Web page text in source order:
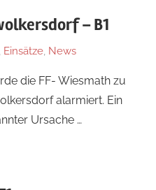
– B1
Einsätze News
die FF- Wiesmath zu
alarmiert. Ein
Ursache …